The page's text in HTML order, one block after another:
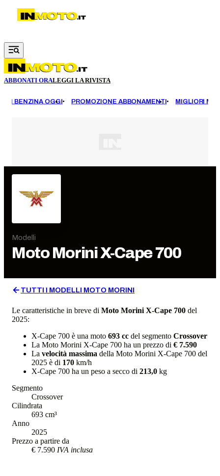
Vai al contenuto principale
ABBONATI ORALEGGI LA RIVISTA
BENZINA OGGI PROMOZIONE ABBONAMENTI MIGLIORI
Modelli
Moto MoriniX-Cape 700
TUTTI I MODELLI MOTO MORINI
Le caratteristiche in breve di Moto Morini X-Cape 700 del
2025:
X-Cape 700 è una moto 693 cc del segmento Crossover
La Moto Morini X-Cape 700 ha un prezzo di € 7.590
La velocità massima della Moto Morini X-Cape 700 del
2025 è di 170 km/h
X-Cape 700 ha un peso a secco di 213,0 kg
Segmento
Crossover
Cilindrata
693 cm³
Anno
2025
Prezzo a partire da
€ 7.590 IVA inclusa